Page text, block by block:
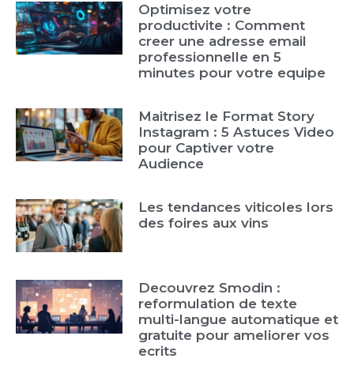
Optimisez votre
productivite : Comment
creer une adresse email
professionnelle en 5
minutes pour votre equipe
Maitrisez le Format Story
Instagram : 5 Astuces Video
pour Captiver votre
Audience
Les tendances viticoles lors
des foires aux vins
Decouvrez Smodin :
reformulation de texte
multi-langue automatique et
gratuite pour ameliorer vos
ecrits